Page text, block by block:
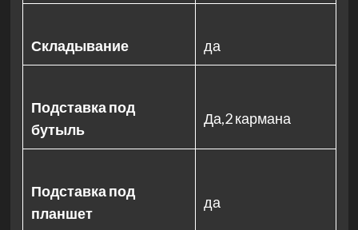
Складывание да
Подставка под
бутыль
Да,2 кармана
Подставка под
планшет
да